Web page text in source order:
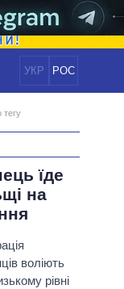
УКР РОС
тегу
їде
на
воліють
рівні